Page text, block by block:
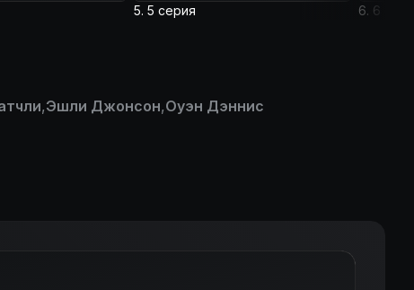
5. 5 серия 6. 6
,Эшли Джонсон,Оуэн Дэннис